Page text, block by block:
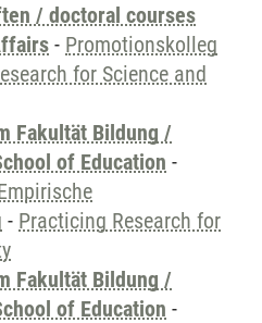
/ doctoral courses
- Promotionskolleg
for Science and
Fakultät Bildung /
of Education -
- Practicing Research for
Fakultät Bildung /
of Education -